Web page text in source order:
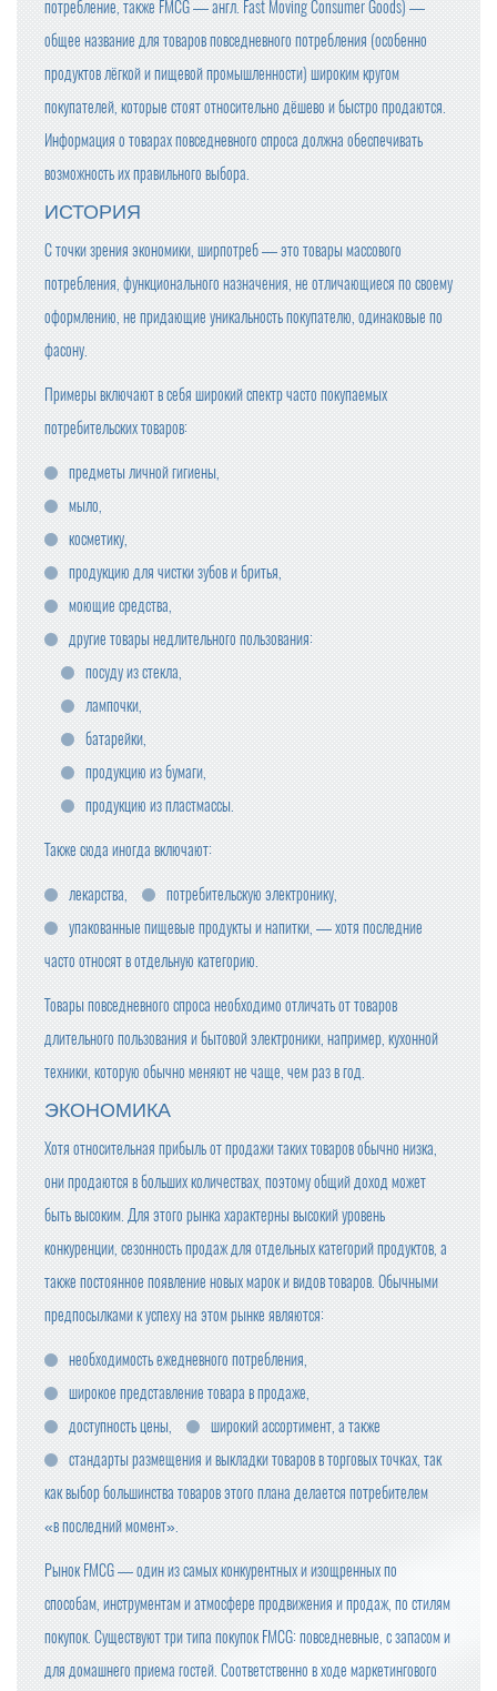
потребление, также FMCG — англ. Fast Moving Consumer Goods) —
общее название для товаров повседневного потребления (особенно
продуктов лёгкой и пищевой промышленности) широким кругом
покупателей, которые стоят относительно дёшево и быстро продаются.
Информация о товарах повседневного спроса должна обеспечивать
возможность их правильного выбора.
ИСТОРИЯ
С точки зрения экономики, ширпотреб — это товары массового
потребления, функционального назначения, не отличающиеся по своему
оформлению, не придающие уникальность покупателю, одинаковые по
фасону.
Примеры включают в себя широкий спектр часто покупаемых
потребительских товаров:
предметы личной гигиены,
мыло,
косметику,
продукцию для чистки зубов и бритья,
моющие средства,
другие товары недлительного пользования:
посуду из стекла,
лампочки,
батарейки,
продукцию из бумаги,
продукцию из пластмассы.
Также сюда иногда включают:
лекарства,
потребительскую электронику,
упакованные пищевые продукты и напитки, — хотя последние
часто относят в отдельную категорию.
Товары повседневного спроса необходимо отличать от товаров
длительного пользования и бытовой электроники, например, кухонной
техники, которую обычно меняют не чаще, чем раз в год.
ЭКОНОМИКА
Хотя относительная прибыль от продажи таких товаров обычно низка,
они продаются в больших количествах, поэтому общий доход может
быть высоким. Для этого рынка характерны высокий уровень
конкуренции, сезонность продаж для отдельных категорий продуктов, а
также постоянное появление новых марок и видов товаров. Обычными
предпосылками к успеху на этом рынке являются:
необходимость ежедневного потребления,
широкое представление товара в продаже,
доступность цены,
широкий ассортимент, а также
стандарты размещения и выкладки товаров в торговых точках, так
как выбор большинства товаров этого плана делается потребителем
«в последний момент».
Рынок FMCG — один из самых конкурентных и изощренных по
способам, инструментам и атмосфере продвижения и продаж, по стилям
покупок. Существуют три типа покупок FMCG: повседневные, с запасом и
для домашнего приема гостей. Соответственно в ходе маркетингового